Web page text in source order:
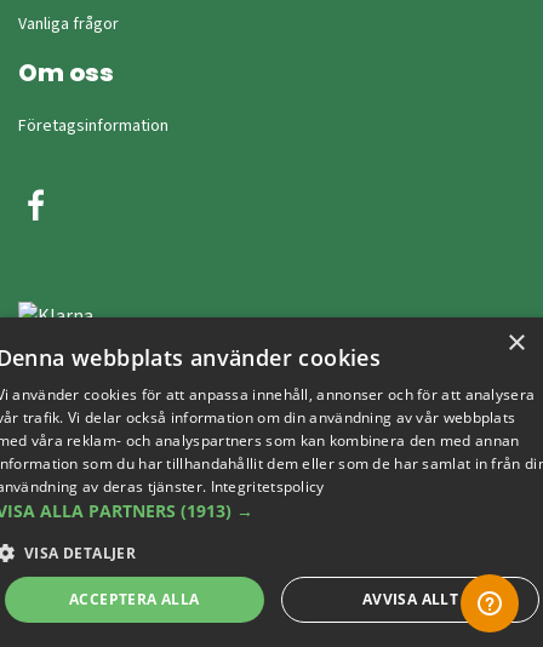
Vanliga frågor
Om oss
Företagsinformation
Copyright © 2019 This site is Licensed to 377 Sport AB Integritetspolicy Cookies
×
webbplats använder cookies
använder cookies för att anpassa innehåll, annonser och för att analysera
trafik. Vi delar också information om din användning av vår webbplats
våra reklam- och analyspartners som kan kombinera den med annan
som du har tillhandahållit dem eller som de har samlat in från
av deras tjänster. Integritetspolicy
ALLA PARTNERS (1913) →
VISA DETALJER
ACCEPTERA ALLA AVVISA ALLT